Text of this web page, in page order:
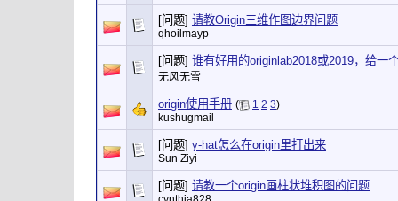
[问题] 请教Origin三维作图边界问题
qhoilmayp
[问题] 谁有好用的originlab2018或2019，给一个
无风无雪
origin使用手册 ( 1 2 3)
kushugmail
[问题] y-hat怎么在origin里打出来
Sun Ziyi
[问题] 请教一个origin画柱状堆积图的问题